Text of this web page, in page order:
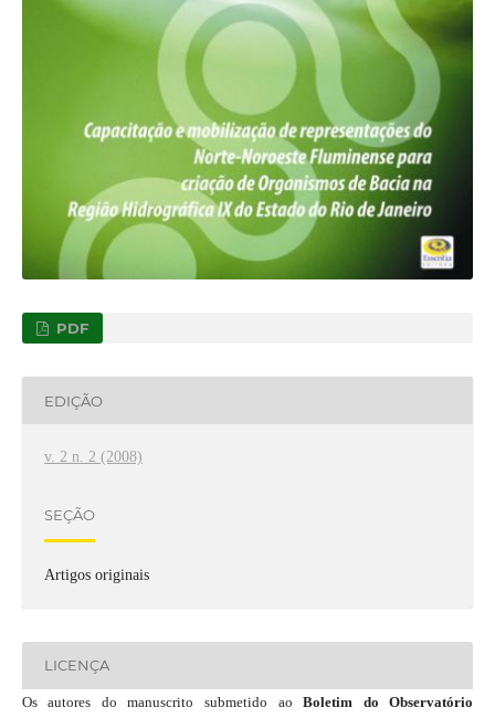
PDF
EDIÇÃO
v. 2 n. 2 (2008)
SEÇÃO
Artigos originais
LICENÇA
Os autores do manuscrito submetido aoBoletim do Observatório